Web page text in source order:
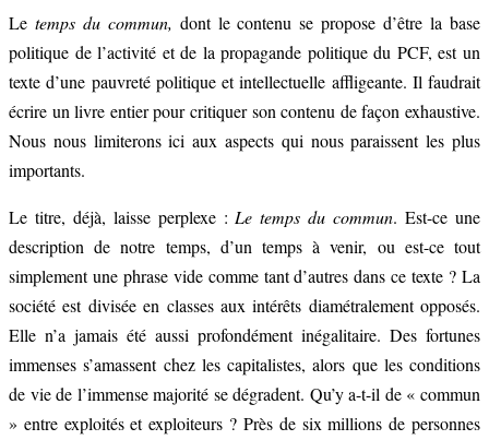
Le temps du commun, dont le contenu se propose d’être la base
politique de l’activité et de la propagande politique du PCF, est un
texte d’une pauvreté politique et intellectuelle affligeante. Il faudrait
écrire un livre entier pour critiquer son contenu de façon exhaustive.
Nous nous limiterons ici aux aspects qui nous paraissent les plus
importants.
Le titre, déjà, laisse perplexe : Le temps du commun. Est-ce une
description de notre temps, d’un temps à venir, ou est-ce tout
simplement une phrase vide comme tant d’autres dans ce texte ? La
société est divisée en classes aux intérêts diamétralement opposés.
Elle n’a jamais été aussi profondément inégalitaire. Des fortunes
immenses s’amassent chez les capitalistes, alors que les conditions
de vie de l’immense majorité se dégradent. Qu’y a-t-il de « commun
» entre exploités et exploiteurs ? Près de six millions de personnes